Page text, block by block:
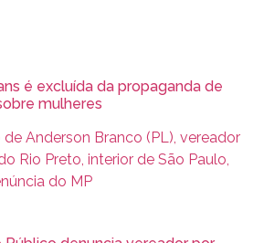
é excluída da propaganda de
mulheres